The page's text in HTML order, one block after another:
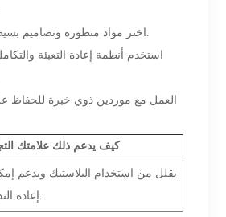
اختر مواد متطورة وتصاميم بسيطة لتقليل النفايات.
استخدم أنظمة إعادة التعبئة
العمل مع موردين ذوي خبرة للحفاظ
كيف يدعم ذلك علامتك
يقلل من استخدام البلاستيك ويدعم
إعادة التدوير.